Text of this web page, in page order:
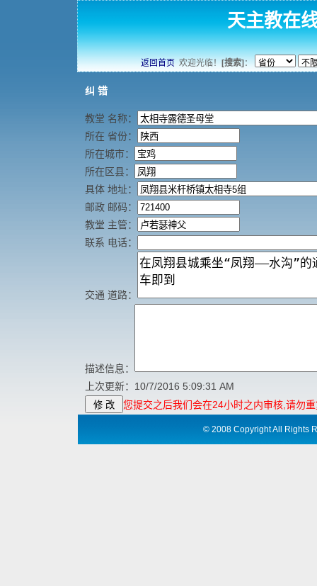
天主教在
返回首页欢迎光临！[搜索]：
纠 错
教堂 名称：
所在 省份：
所在城市：
所在区县：
具体 地址：
邮政 邮码：
教堂 主管：
联系 电话：
交通 道路：
描述信息：
上次更新：10/7/2016 5:09:31 AM
您提交之后我们会在24小时之内审核 请勿
©2008 Copyright All Rights